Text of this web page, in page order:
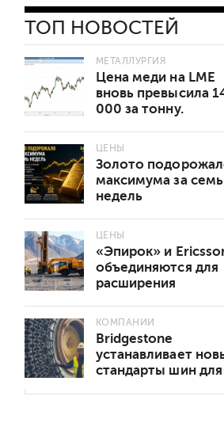
ТОП НОВОСТЕЙ
МЕТАЛЛУРГИЯ
Цена меди на LME
вновь превысила
000 за тонну.
роста
ЦЕНЫ
Золото
максимума за семь
недель
ЦЕНЫ
«Эпирок» и
объединяются для
расширения
подключения 5G в
горнодобывающей
промышленности
КОМПАНИИ
Bridgestone
устанавливает
стандарты шин для